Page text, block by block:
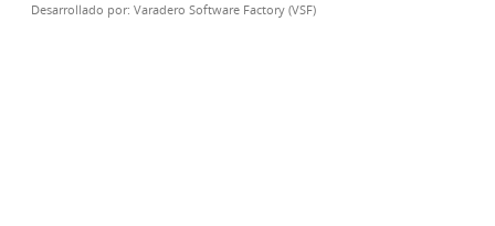
Desarrollado por: Varadero Software Factory (VSF)